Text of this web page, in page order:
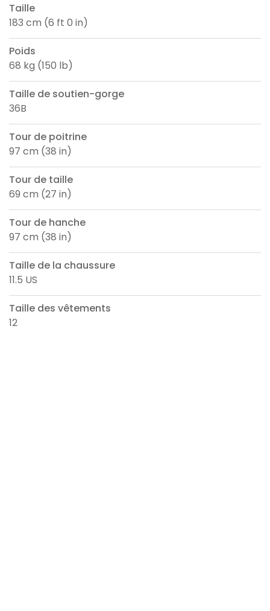
Taille
183 cm (6 ft 0 in)
Poids
68 kg (150 lb)
Taille de soutien-gorge
36B
Tour de poitrine
97 cm (38 in)
Tour de taille
69 cm (27 in)
Tour de hanche
97 cm (38 in)
Taille de la chaussure
11.5 US
Taille des vêtements
12